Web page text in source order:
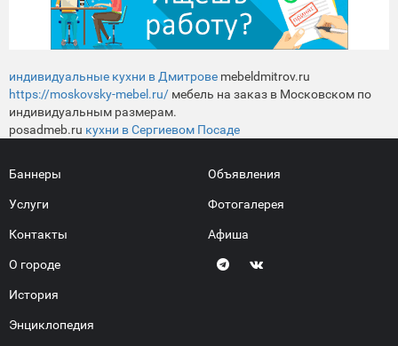
индивидуальные кухни в Дмитрове mebeldmitrov.ru
https://moskovsky-mebel.ru/ мебель на заказ в Московском по
индивидуальным размерам.
posadmeb.ru кухни в Сергиевом Посаде
Баннеры
Услуги
Контакты
О городе
История
Энциклопедия
Объявления
Фотогалерея
Афиша